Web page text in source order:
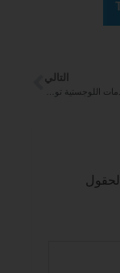
التالي
الحقول